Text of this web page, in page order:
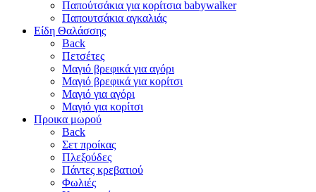
Παπούτσάκια για κορίτσια babywalker
Παπουτσάκια αγκαλιάς
Είδη Θαλάσσης
Back
Πετσέτες
Μαγιό βρεφικά για αγόρι
Μαγιό βρεφικά για κορίτσι
Μαγιό για αγόρι
Μαγιό για κορίτσι
Προικα μωρού
Back
Σετ προίκας
Πλεξούδες
Πάντες κρεβατιού
Φωλιές